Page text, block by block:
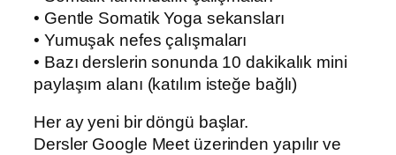
• Gentle Somatik Yoga sekansları
• Yumuşak nefes çalışmaları
• Bazı derslerin sonunda 10 dakikalık mini
paylaşım alanı (katılım isteğe bağlı)
Her ay yeni bir döngü başlar.
Dersler Google Meet üzerinden yapılır ve